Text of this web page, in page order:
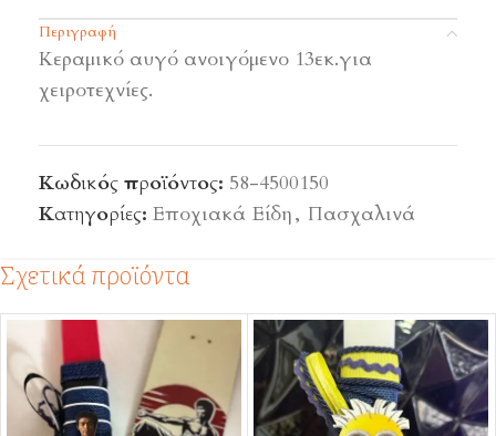
Περιγραφή
Κεραμικό αυγό ανοιγόμενο 13εκ.για
χειροτεχνίες.
Κωδικός προϊόντος: 58-4500150
Κατηγορίες: Εποχιακά Είδη, Πασχαλινά
Σχετικά προϊόντα